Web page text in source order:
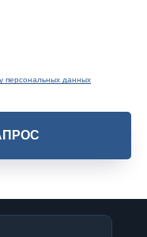
персональных данных